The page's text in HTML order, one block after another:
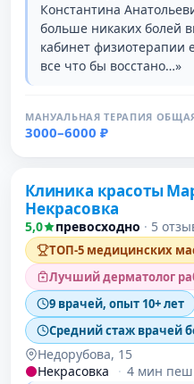
Константина
больше никаких болей
кабинет физиотерапии
все что бы восстано…»
МАНУАЛЬНАЯ ТЕРАПИЯ
3000–6000 ₽
Проверено
2
Клиника красоты
Некрасовка
5,0 превосходно · 5
ТОП-5 медицинских
Лучший дерматолог
9 врачей, опыт 10+ лет
Средний стаж врачей
Недорубова, 15
Некрасовка
· 4 мин